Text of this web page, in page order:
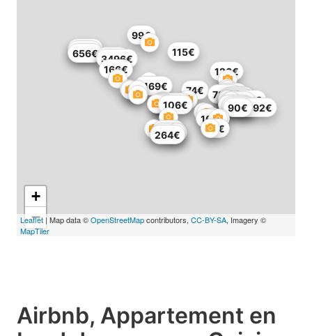
334€
264€
166€
151€
687€
489€
178€
99€
106€
656€
1169€
1992€
359€
296€
90€
372€
138€ 115€
733€
494€
136€
126€
569€
74€
127€
655€
3496€
485€
97€
166€
+
−
Leaflet | Map data ©OpenStreetMapcontributors, CC-BY-SA, Imagery ©
MapTiler
Airbnb, Appartement en